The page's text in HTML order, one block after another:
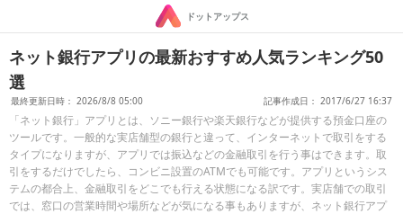
ドットアップス
ネット銀行アプリの最新おすすめ人気ランキング50
選
最終更新日時： 2026/8/8 05:00 記事作成日： 2017/6/27 16:37
「ネット銀行」アプリとは、ソニー銀行や楽天銀行などが提供する預金口座の
ツールです。一般的な実店舗型の銀行と違って、インターネットで取引をする
タイプになりますが、アプリでは振込などの金融取引を行う事はできます。取
引をするだけでしたら、コンビニ設置のATMでも可能です。アプリというシス
テムの都合上、金融取引をどこでも行える状態になる訳です。実店舗での取引
では、窓口の営業時間や場所などが気になる事もありますが、ネット銀行アプ